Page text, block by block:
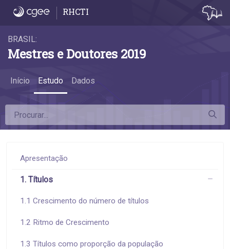
6.9 Remuneração de mestres
RHCTI
BRASIL:
Mestres e Doutores 2019
Início Estudo Dados
Apresentação
1. Títulos
1.1 Crescimento do número de títulos
1.2 Ritmo de Crescimento
1.3 Títulos como proporção da população